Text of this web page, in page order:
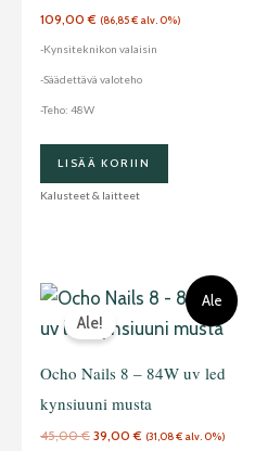
109,00€ (86,85€ alv. 0%)
-Kynsiteknikon valaisin
-Säädettävä valoteho
-Teho: 48W
LISÄÄ KORIIN
Kalusteet & laitteet
Ale
Ale!
Ocho Nails 8 – 84W uv led
kynsiuuni musta
45,00€
Alkuperäinen
hinta
oli:
45,00 €.
39,00€
Nykyinen
hinta
on:
39,00 €.
(31,08€ alv. 0%)